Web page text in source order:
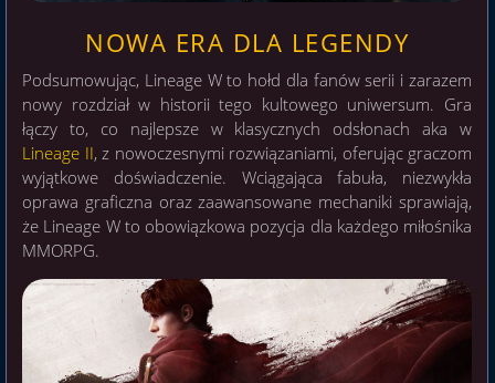
NOWA ERA DLA LEGENDY
Podsumowując, Lineage W to hołd dla fanów serii i zarazem
nowy rozdział w historii tego kultowego uniwersum. Gra
łączy to, co najlepsze w klasycznych odsłonach aka w
Lineage II, z nowoczesnymi rozwiązaniami, oferując graczom
wyjątkowe doświadczenie. Wciągająca fabuła, niezwykła
oprawa graficzna oraz zaawansowane mechaniki sprawiają,
że Lineage W to obowiązkowa pozycja dla każdego miłośnika
MMORPG.